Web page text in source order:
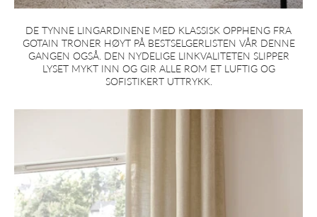
DE TYNNE LINGARDINENE MED KLASSISK OPPHENG FRA
GOTAIN TRONER HØYT PÅ BESTSELGERLISTEN VÅR DENNE
GANGEN OGSÅ. DEN NYDELIGE LINKVALITETEN SLIPPER
LYSET MYKT INN OG GIR ALLE ROM ET LUFTIG OG
SOFISTIKERT UTTRYKK.